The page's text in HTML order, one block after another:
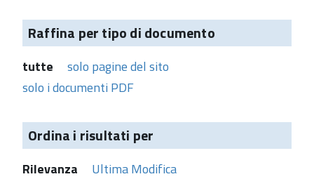
Raffina per tipo di documento
tutte
solo pagine del sito
solo i documenti PDF
Ordina i risultati per
Rilevanza Ultima Modifica